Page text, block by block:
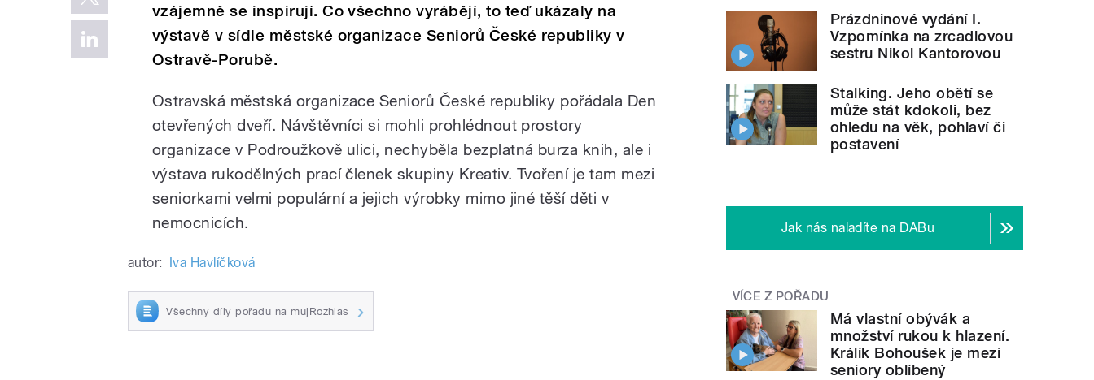
vzájemně se inspirují. Co všechno vyrábějí, to teď ukázaly na
výstavě v sídle městské organizace Seniorů České republiky v
Ostravě-Porubě.
Ostravská městská organizace Seniorů České republiky pořádala Den
otevřených dveří. Návštěvníci si mohli prohlédnout prostory
organizace v Podroužkově ulici, nechyběla bezplatná burza knih, ale i
výstava rukodělných prací členek skupiny Kreativ. Tvoření je tam mezi
seniorkami velmi populární a jejich výrobky mimo jiné těší děti v
nemocnicích.
autor: Iva Havlíčková
Všechny díly pořadu na mujRozhlas
Prázdninové vydání I.
Vzpomínka na zrcadlovou
sestru Nikol Kantorovou
Stalking. Jeho obětí se
může stát kdokoli, bez
ohledu na věk, pohlaví či
postavení
Jak nás naladíte na DABu
VÍCE Z POŘADU
Má vlastní obývák a
množství rukou k hlazení.
Králík Bohoušek je mezi
seniory oblíbený